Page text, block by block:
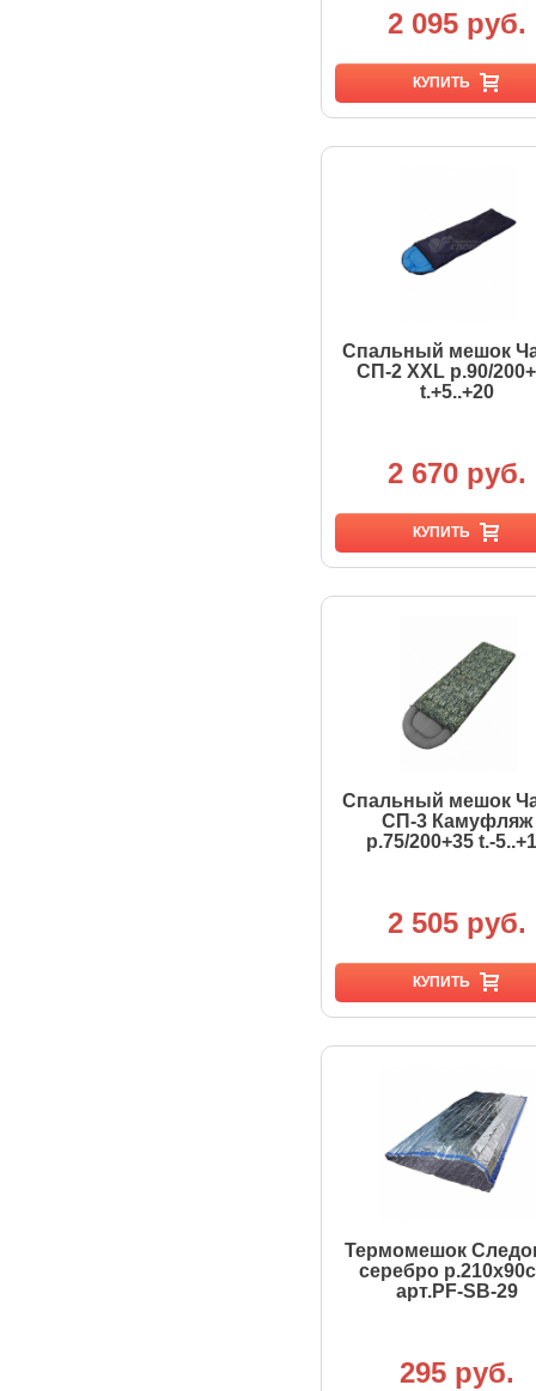
2 095 руб.
КУПИТЬ
Спальный мешок
СП-2 XXL р.90/
t.+5..+20
2 670 руб.
КУПИТЬ
Спальный мешок
СП-3 Камуфляж
р.75/200+35 t.-
2 505 руб.
КУПИТЬ
Термомешок
серебро
арт.PF-SB-29
295 руб.